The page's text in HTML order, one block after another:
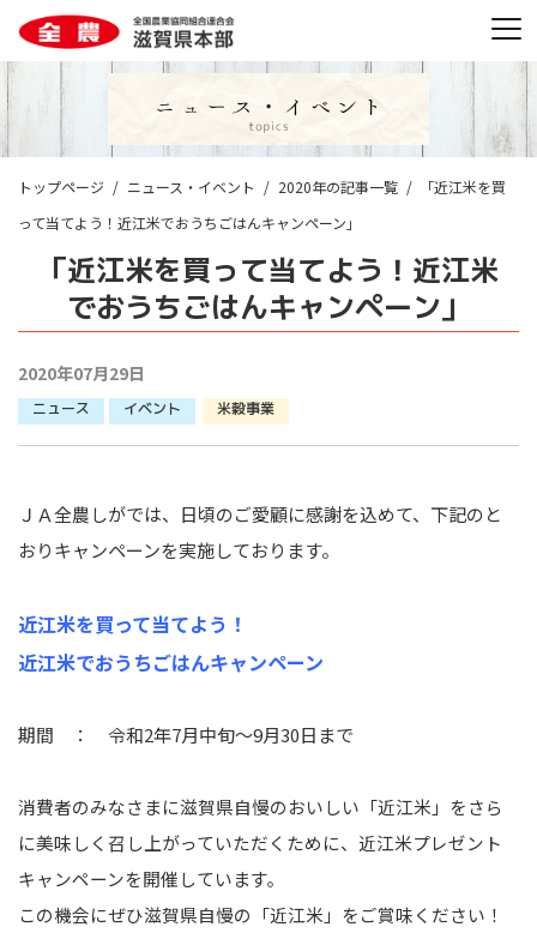
トップページ ニュース・イベント 2020年の記事一覧
「近江米を買
って当てよう！近江米でおうちごはんキャンペーン」
「近江米を買って当てよう！近江米
でおうちごはんキャンペーン」
2020年07月29日
ニュース イベント 米穀事業
ＪＡ全農しがでは、日頃のご愛顧に感謝を込めて、下記のと
おりキャンペーンを実施しております。
近江米を買って当てよう！
近江米でおうちごはんキャンペーン
期間 ： 令和2年7月中旬～9月30日まで
消費者のみなさまに滋賀県自慢のおいしい「近江米」をさら
に美味しく召し上がっていただくために、近江米プレゼント
キャンペーンを開催しています。
この機会にぜひ滋賀県自慢の「近江米」をご賞味ください！